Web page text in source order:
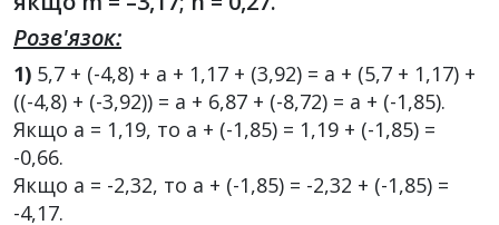
Розв'язок:
1) 5,7 + (-4,8) + а + 1,17 + (3,92) = а + (5,7 + 1,17) +
((-4,8) + (-3,92)) = а + 6,87 + (-8,72) = а + (-1,85).
Якщо а = 1,19, то а + (-1,85) = 1,19 + (-1,85) =
-0,66.
Якщо а = -2,32, то а + (-1,85) = -2,32 + (-1,85) =
-4,17.